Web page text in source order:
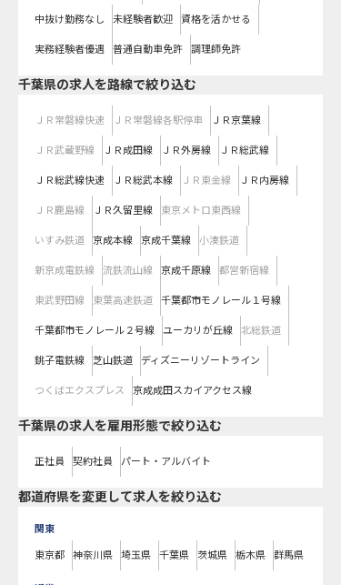
中抜け勤務なし 未経験者歓迎 資格を活かせる
実務経験者優遇 普通自動車免許 調理師免許
千葉県の求人を路線で絞り込む
ＪＲ常磐線快速 ＪＲ常磐線各駅停車 ＪＲ京葉線
ＪＲ武蔵野線 ＪＲ成田線 ＪＲ外房線 ＪＲ総武線
ＪＲ総武線快速 ＪＲ総武本線 ＪＲ東金線 ＪＲ内房線
ＪＲ鹿島線 ＪＲ久留里線 東京メトロ東西線
いすみ鉄道 京成本線 京成千葉線 小湊鉄道
新京成電鉄線 流鉄流山線 京成千原線 都営新宿線
東武野田線 東葉高速鉄道 千葉都市モノレール１号線
千葉都市モノレール２号線 ユーカリが丘線 北総鉄道
銚子電鉄線 芝山鉄道 ディズニーリゾートライン
つくばエクスプレス 京成成田スカイアクセス線
千葉県の求人を雇用形態で絞り込む
正社員 契約社員 パート・アルバイト
都道府県を変更して求人を絞り込む
関東
東京都 神奈川県 埼玉県 千葉県 茨城県 栃木県 群馬県